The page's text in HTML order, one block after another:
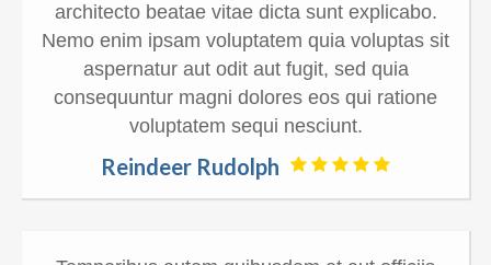
architecto beatae vitae dicta sunt explicabo.
Nemo enim ipsam voluptatem quia voluptas sit
aspernatur aut odit aut fugit, sed quia
consequuntur magni dolores eos qui ratione
voluptatem sequi nesciunt.
Reindeer Rudolph